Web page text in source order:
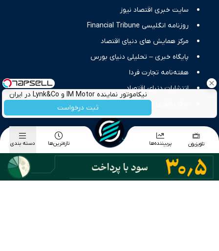
نیکاموتور نماینده IM Motor و Lynk&Co در ایران
ثبت درخواست
سایت خبری اقتصاد نیوز
روزنامه انگلیسی Financial Tribune
مرکز همایش های دنیای اقتصاد
پایگاه خبری – تحلیلی دنیای بورس
هفته‌نامه تجارت فردا
انتشارات دنیای اقتصاد
مرکز نوآوری و شتابدهی دنیای اقتصاد
دسته بندی موضوعی اخبار
اخبار اقتصاد کلان
اخبار بورس
تلویزیون پربیننده‌ها تازه‌ترین‌ها دسته بندی